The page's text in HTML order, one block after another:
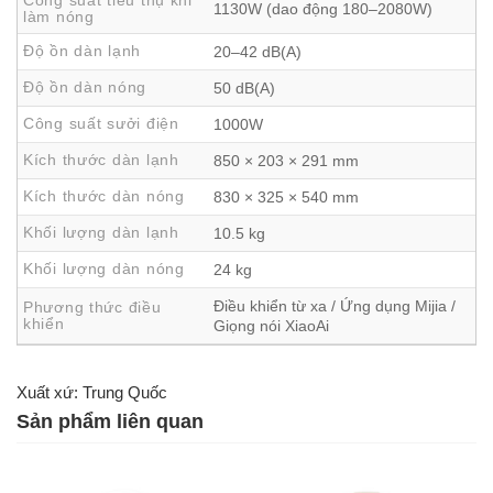
Biến tần tiết kiệm năng lượng – Yên tâm và tiết kiệm
dài lâu
Xiaomi Vino KFR-35GW-V11AA2sử dụng công nghệ
biến tần Inverter hiện đại, giúp điều chỉnh công suất hoạt
động một cách linh hoạt theo nhiệt độ môi trường và nhu
cầu sử dụng. Nhờ đó, máy vừa làm lạnh nhanh, vừa tiết
kiệm điện năng đáng kể so với các dòng điều hòa thông
thường. Bạn có thể yên tâm tận hưởng cảm giác mát mẻ
hoặc ấm áp mà không phải bận tâm về hóa đơn điện hàng
tháng. Sự cân bằng lý tưởng giữa hiệu quả làm lạnh và chi
phí vận hành được tối ưu để bạn vừa sống xanh, vừa sống
làm nóng
1130W (dao động 180–2080W)
Độ ồn dàn lạnh
20–42 dB(A)
Độ ồn dàn nóng
50 dB(A)
Công suất sưởi điện
1000W
Kích thước dàn lạnh
850 × 203 × 291 mm
Kích thước dàn nóng
830 × 325 × 540 mm
Khối lượng dàn lạnh
10.5 kg
Khối lượng dàn nóng
24 kg
Phương thức điều
khiển
Điều khiển từ xa / Ứng dụng Mijia /
Giọng nói XiaoAi
Xuất xứ: Trung Quốc
Sản phẩm liên quan